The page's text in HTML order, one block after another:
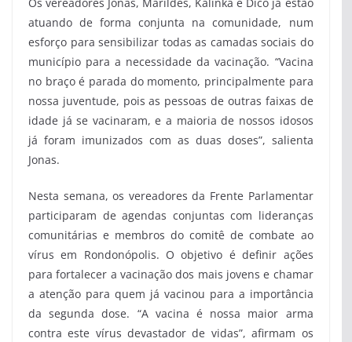
atuando de forma conjunta na comunidade, num
esforço para sensibilizar todas as camadas sociais do
município para a necessidade da vacinação. “Vacina
no braço é parada do momento, principalmente para
nossa juventude, pois as pessoas de outras faixas de
idade já se vacinaram, e a maioria de nossos idosos
já foram imunizados com as duas doses”, salienta
Jonas.
Nesta semana, os vereadores da Frente Parlamentar
participaram de agendas conjuntas com lideranças
comunitárias e membros do comitê de combate ao
vírus em Rondonópolis. O objetivo é definir ações
para fortalecer a vacinação dos mais jovens e chamar
a atenção para quem já vacinou para a importância
da segunda dose. “A vacina é nossa maior arma
contra este vírus devastador de vidas”, afirmam os